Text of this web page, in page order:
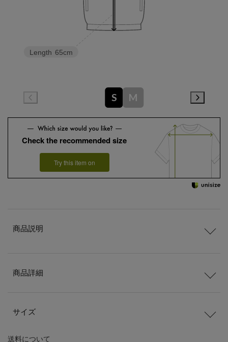
Length 65cm
S M
Check the recommended size
Try this item on
送料について
商品説明
商品詳細
サイズ